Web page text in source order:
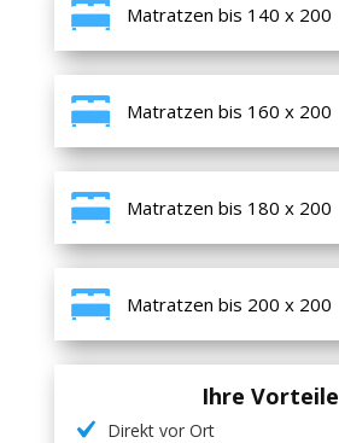
Matratzen bis 140 x 200
Matratzen bis 160 x 200
Matratzen bis 180 x 200
Matratzen bis 200 x 200
Ihre Vorteile
Direkt vor Ort